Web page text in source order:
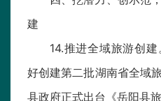
建
14.推进全域旅游创
好创建第二批湖南省全域
县政府正式出台《岳阳县